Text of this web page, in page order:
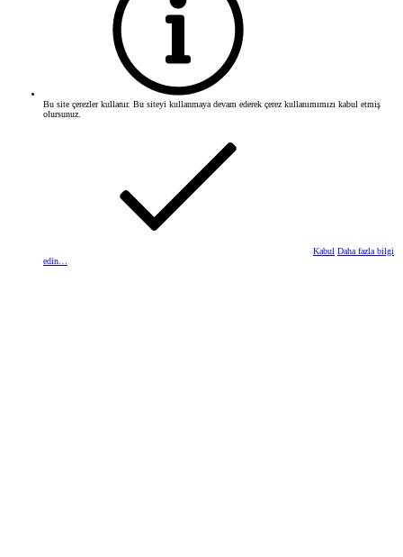
Bu site çerezler kullanır. Bu siteyi kullanmaya devam ederek çerez kullanımımızı kabul etmiş
olursunuz.
Kabul Daha fazla bilgi
edin…